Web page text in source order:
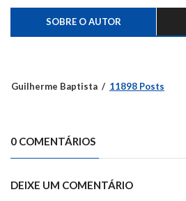
SOBRE O AUTOR
Guilherme Baptista 11898 Posts
0 COMENTÁRIOS
DEIXE UM COMENTÁRIO